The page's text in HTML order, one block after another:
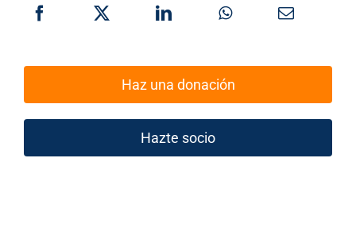
Haz una donación
Hazte socio